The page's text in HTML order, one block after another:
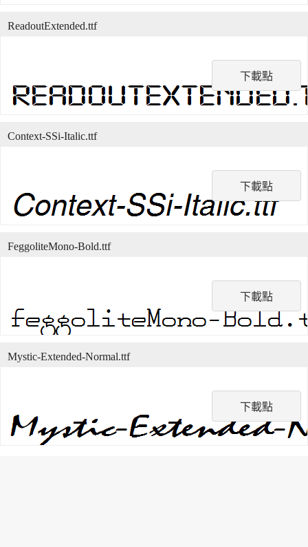
下載點
ReadoutExtended.ttf
下載點
Context-SSi-Italic.ttf
下載點
FeggoliteMono-Bold.ttf
下載點
Mystic-Extended-Normal.ttf